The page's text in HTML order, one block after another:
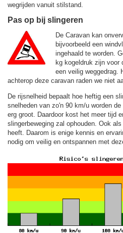
wegrijden vanuit stilstand.
Pas op bij slingeren
De Caravan kan
bijvoorbeeld een
ingehaald te worden.
kg kogeldruk zijn voor
een veilig weggedrag.
achterop deze caravan raden we niet
De rijsnelheid bepaalt hoe heftig een
snelheden van zo'n 90 km/u worden
erg groot. Daardoor kost het meer tijd
slingerbeweging zal ophouden. Ook
heeft. Daarom is enige kennis en
nodig om veilig en ontspannen met